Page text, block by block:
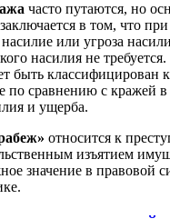
часто путаются, но
в том, что
или угроза
насилия не требуется.
быть классифицирован
по сравнению с кражей в
и ущерба.
относится к
изъятием
значение в правовой